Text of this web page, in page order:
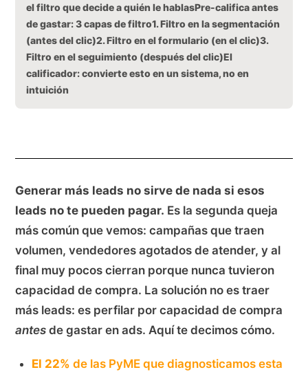
el filtro que decide a quién le hablasPre-califica antes
de gastar: 3 capas de filtro1. Filtro en la segmentación
(antes del clic)2. Filtro en el formulario (en el clic)3.
Filtro en el seguimiento (después del clic)El
calificador: convierte esto en un sistema, no en
intuición
Generar más leads no sirve de nada si esos
leads no te pueden pagar. Es la segunda queja
más común que vemos: campañas que traen
volumen, vendedores agotados de atender, y al
final muy pocos cierran porque nunca tuvieron
capacidad de compra. La solución no es traer
más leads: es perfilar por capacidad de compra
antes de gastar en ads. Aquí te decimos cómo.
El 22% de las PyME que diagnosticamos esta